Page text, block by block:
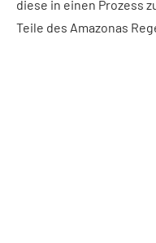
diese in einen Prozess
Teile des Amazonas